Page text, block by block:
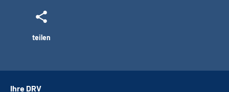
teilen
Ihre DRV